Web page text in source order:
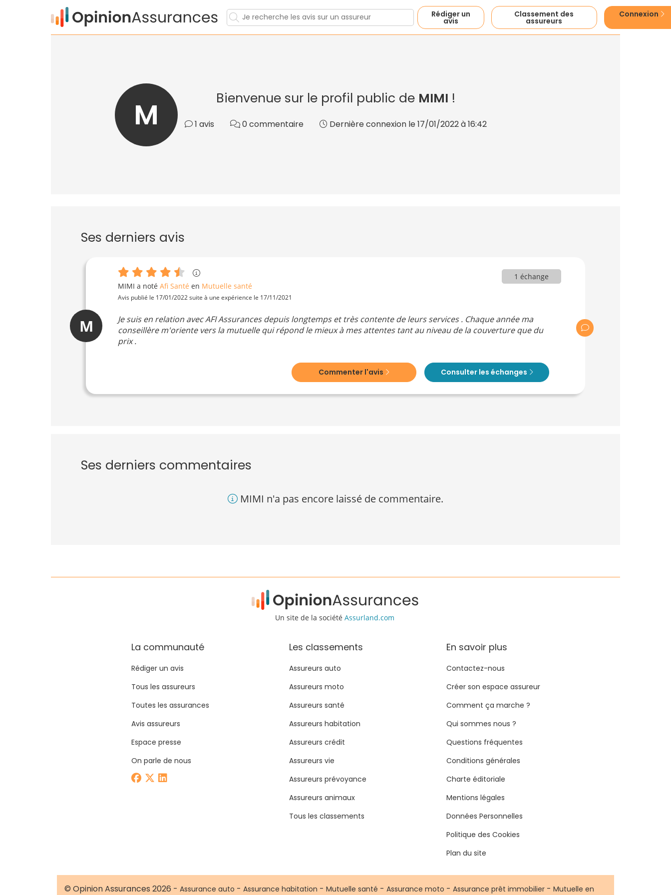
Rédiger un
avis
Classement des
assureurs
Connexion
M Bienvenue sur le profil public de MIMI !
1 avis 0 commentaire Dernière connexion le 17/01/2022 à 16:42
Ses derniers avis
M
MIMI a noté Afi Santé en Mutuelle santé
Avis publié le 17/01/2022 suite à une expérience le 17/11/2021
1 échange
Je suis en relation avec AFI Assurances depuis longtemps et très contente de leurs services . Chaque année ma
conseillère m'oriente vers la mutuelle qui répond le mieux à mes attentes tant au niveau de la couverture que du
prix .
Commenter l'avis Consulter les échanges
Ses derniers commentaires
MIMI n'a pas encore laissé de commentaire.
Un site de la société Assurland.com
La communauté
Rédiger un avis
Tous les assureurs
Toutes les assurances
Avis assureurs
Espace presse
On parle de nous
Les classements
Assureurs auto
Assureurs moto
Assureurs santé
Assureurs habitation
Assureurs crédit
Assureurs vie
Assureurs prévoyance
Assureurs animaux
Tous les classements
En savoir plus
Contactez-nous
Créer son espace assureur
Comment ça marche ?
Qui sommes nous ?
Questions fréquentes
Conditions générales
Charte éditoriale
Mentions légales
Données Personnelles
Politique des Cookies
Plan du site
© Opinion Assurances 2026 - Assurance auto - Assurance habitation - Mutuelle santé - Assurance moto - Assurance prêt immobilier - Mutuelle en